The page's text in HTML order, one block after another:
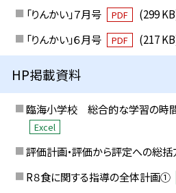
「りんかい」７月号
PDF
(299
「りんかい」６月号
PDF (217
HP掲載資料
臨海小学校 総合的な学習の時
Excel
評価計画・評価から評定への総
R８食に関する指導の全体計画①